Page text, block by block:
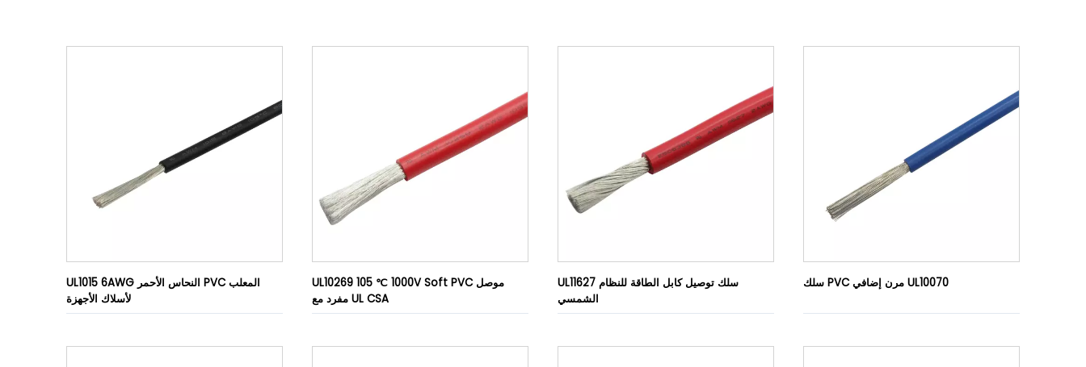
UL1015 6AWG النحاس الأحمر PVC المعلب
لأسلاك الأجهزة
UL10269 105 ℃ 1000V Soft PVC موصل
مفرد مع UL CSA
UL11627 سلك توصيل كابل الطاقة للنظام
الشمسي
سلك PVC مرن إضافي UL10070